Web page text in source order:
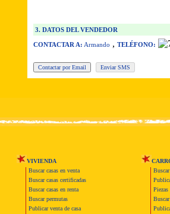
3. DATOS DEL VENDEDOR
CONTACTAR A: Armando , TELÉFONO:
VIVIENDA
Buscar casas en venta
Buscar casas certificadas
Buscar casas en renta
Buscar permutas
Publicar venta de casa
Piezas